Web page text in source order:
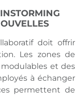
doit offrir
Les zones de
et des
à échanger
permettent de